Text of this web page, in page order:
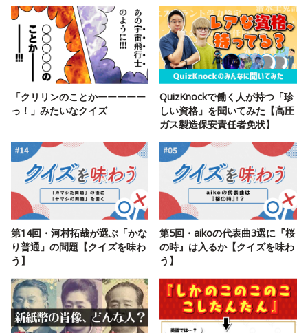
「クリリンのことかーーーーー
っ！」みたいなクイズ
QuizKnockで働く人が持つ「珍
しい資格」を聞いてみた【高圧
ガス製造保安責任者免状】
第14回・河村拓哉が選ぶ「かな
り普通」の問題【クイズを味わ
う】
第5回・aikoの代表曲3選に『桜
の時』は入るか【クイズを味わ
う】